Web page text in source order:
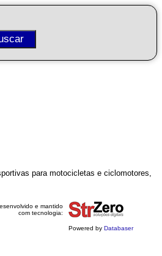
para motocicletas e ciclomotores,
e mantido
com tecnologia:
Powered by Databaser